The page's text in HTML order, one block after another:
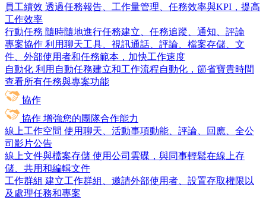
員工績效 透過任務報告、工作量管理、任務效率與KPI，提高
工作效率
行動任務 隨時隨地進行任務建立、任務追蹤、通知、評論
專案協作 利用聊天工具、視訊通話、評論、檔案存儲、文
件、外部使用者和任務範本，加快工作速度
自動化 利用自動任務建立和工作流程自動化，節省寶貴時間
查看所有任務與專案功能
協作
協作 增強您的團隊合作能力
線上工作空間 使用聊天、活動事項動能、評論、回應、全公
司影片公告
線上文件與檔案存儲 使用公司雲碟，與同事輕鬆在線上存
儲、共用和編輯文件
工作群組 建立工作群組、邀請外部使用者、設置存取權限以
及處理任務和專案